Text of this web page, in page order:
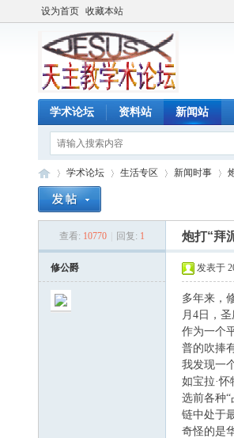
设为首页 收藏本站
学术论坛 资料站 新闻站
学术论坛
›
生活专区 新闻时事
›
查看: 10770 回复: 1 炮打“拜
修公爵 发表于
多年来，
月4日，
作为一个
普的吹捧
我发现一
如宝拉·怀
选前各种
链中处于
奇怪的是